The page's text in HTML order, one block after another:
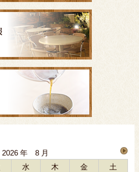
2026 年 8 月
水 木 金
土